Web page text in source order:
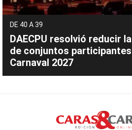
DE 40 A 39
DAECPU resolvió reducir
de conjuntos
Carnaval 2027